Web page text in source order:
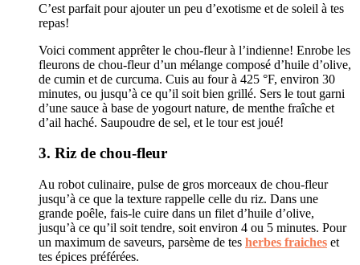
C’est parfait pour ajouter un peu d’exotisme et de soleil à tes
repas!
Voici comment apprêter le chou-fleur à l’indienne! Enrobe les
fleurons de chou-fleur d’un mélange composé d’huile d’olive,
de cumin et de curcuma. Cuis au four à 425 °F, environ 30
minutes, ou jusqu’à ce qu’il soit bien grillé. Sers le tout garni
d’une sauce à base de yogourt nature, de menthe fraîche et
d’ail haché. Saupoudre de sel, et le tour est joué!
3. Riz de chou-fleur
Au robot culinaire, pulse de gros morceaux de chou-fleur
jusqu’à ce que la texture rappelle celle du riz. Dans une
grande poêle, fais-le cuire dans un filet d’huile d’olive,
jusqu’à ce qu’il soit tendre, soit environ 4 ou 5 minutes. Pour
un maximum de saveurs, parsème de tes herbes fraiches et
tes épices préférées.